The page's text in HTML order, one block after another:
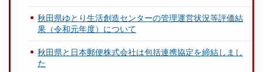
秋田県ゆとり生活創造センターの管理運営状況等評価結
果（令和元年度）について
秋田県と日本郵便株式会社は包括連携協定を締結しまし
た